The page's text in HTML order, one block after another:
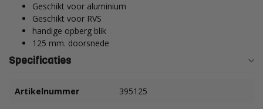
Geschikt voor aluminium
Geschikt voor RVS
handige opberg blik
125 mm. doorsnede
Specificaties
Artikelnummer 395125